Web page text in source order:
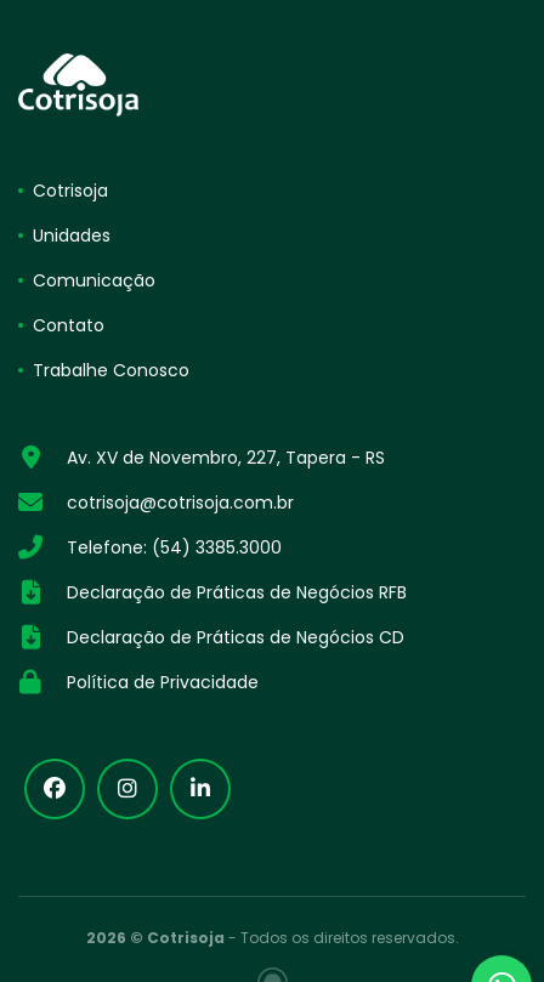
Cotrisoja
Unidades
Comunicação
Contato
Trabalhe Conosco
Av. XV de Novembro, 227, Tapera - RS
cotrisoja@cotrisoja.com.br
Telefone: (54) 3385.3000
Declaração de Práticas de Negócios RFB
Declaração de Práticas de Negócios CD
Política de Privacidade
2026 © Cotrisoja - Todos os direitos reservados.